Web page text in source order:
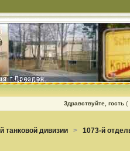
Здравствуйте, гость (
танковой дивизии > 1073-й